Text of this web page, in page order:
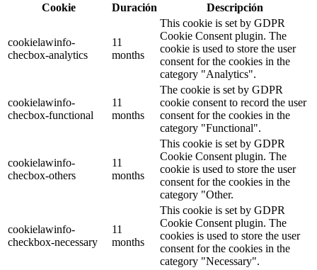
Cookie
Duración Descripción
cookielawinfo-
checbox-analytics
11
months
This cookie is set by GDPR
Cookie Consent plugin. The
cookie is used to store the user
consent for the cookies in the
category "Analytics".
cookielawinfo-
checbox-functional
11
months
The cookie is set by GDPR
cookie consent to record the user
consent for the cookies in the
category "Functional".
cookielawinfo-
checbox-others
11
months
This cookie is set by GDPR
Cookie Consent plugin. The
cookie is used to store the user
consent for the cookies in the
category "Other.
cookielawinfo-
checkbox-necessary
11
months
This cookie is set by GDPR
Cookie Consent plugin. The
cookies is used to store the user
consent for the cookies in the
category "Necessary".